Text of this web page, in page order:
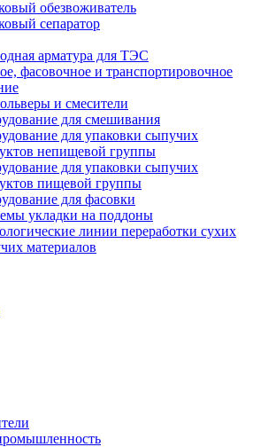
обезвоживатель
сепаратор
арматура для ТЭС
фасовочное и транспортировочное
и смесители
для смешивания
для упаковки сыпучих
непищевой группы
для упаковки сыпучих
пищевой группы
для фасовки
укладки на поддоны
линии переработки сухих
материалов